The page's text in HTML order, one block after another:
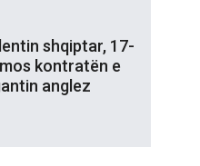
shqiptar, 17-
kontratën e
anglez